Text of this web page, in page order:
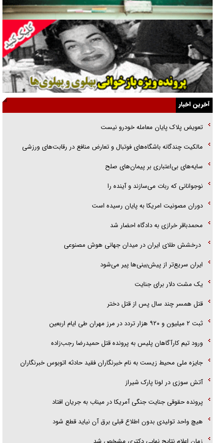
گفت‌وگو با همسر یکی از شهدای جنگ رمضان/ پیکر بی‌سر شهید را از
انگشت‌های پا شناسایی کردیم
نسلی که آنلاین الگو می‌گیرد
گفت‌وگو با آیت‌الله جاودان/ جفای مخالفان مکانت معنوی رهبر شهید را
ارتقا می‌داد
راننده مست به قانون می‌خندد
همه آقای دوربینی شده‌ایم!
قصه ناتمام سرویس مدارس
آیا مقاومت فلسطین خلع‌سلاح می‌شود؟
آخرین اخبار
تعویض پلاک پایان معامله خودرو نیست
مالکیت چندگانه باشگاه‌های فوتبال و تعارض منافع در رقابت‌های ورزشی
سایه‌های بی‌اعتباری بر پیمان‌های صلح
نوجوانانی که ربات می‌سازند و آینده را
دوران مصونیت امریکا به پایان رسیده است
محمدباقر خرازی به دادگاه احضار شد
درخشش طلای ایران در میدان جهانی هوش مصنوعی
ایران سریع‌تر از پیش‌بینی‌ها پیر می‌شود
‌یک مشت دلار برای جنایت
قتل همسر چند سال پس از قتل دختر
ثبت ۲ میلیون و ۹۲۰ هزار تردد در مرز مهران طی ایام اربعین
ورود تیم کارآگاهان پلیس به پرونده قتل حمیدرضا رجب‌زاده
جایزه ملی محیط زیست به نام خبرنگاران فقید حادثه اتوبوس خبرنگاران
آتش سوزی در لونا پارک شیراز
پرونده حقوقی جنایت جنگی آمریکا در میناب به جریان افتاد
هیچ واحد تولیدی بدون اطلاع قبلی برق آن نیاید قطع شود